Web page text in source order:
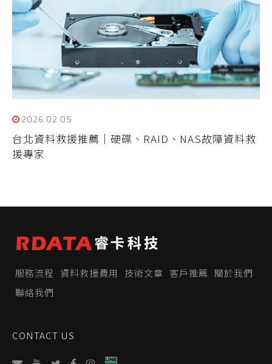
2026.02.05
台北資料救援推薦｜硬碟、RAID、NAS故障資料救
援專家
服務流程 資料救援費用 技術文章 客戶推薦
關於我們
聯絡我們
CONTACT US